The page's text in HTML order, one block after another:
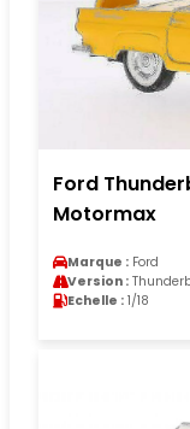
Ford
Motormax
Marque : Ford
Version :
Echelle : 1/18